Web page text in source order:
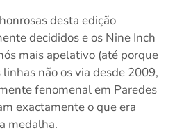
desta edição
decididos e os Nine Inch
mais apelativo (até porque
não os via desde 2009,
fenomenal em Paredes
exactamente o que era
medalha.